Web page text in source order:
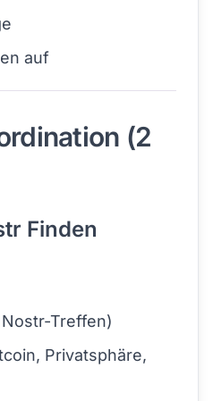
auf
(2
Finden
Treffen)
Privatsphäre,